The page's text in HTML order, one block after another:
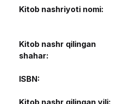
Kitob nashriyoti nomi:
Kitob nashr qilingan
shahar:
ISBN: